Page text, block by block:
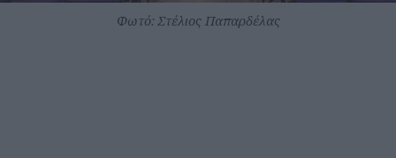
Φωτό: Στέλιος Παπαρδέλας